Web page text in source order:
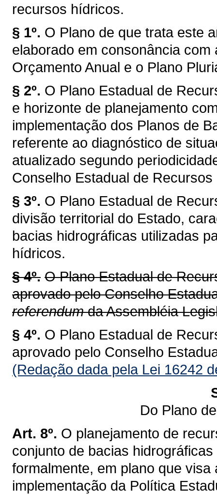
recursos hídricos.
§ 1º. O Plano de que trata este
elaborado em consonância
Orçamento Anual e o Plano
§ 2º. O Plano Estadual de
e horizonte de planejamento
implementação dos Planos de
referente ao diagnóstico de
atualizado segundo
Conselho Estadual de
§ 3º. O Plano Estadual de
divisão territorial do Estado,
bacias hidrográficas utilizadas
hídricos.
§ 4º. O Plano Estadual de
aprovado pelo Conselho
referendumda Assembléia
§ 4º. O Plano Estadual de
aprovado pelo Conselho
(Redação dada pela Lei 16242
Do Plano
Art. 8º. O planejamento de
conjunto de bacias
formalmente, em plano que
implementação da Política